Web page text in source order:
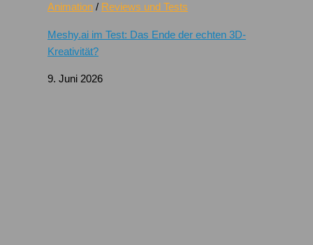
Animation / Reviews und Tests
Meshy.ai im Test: Das Ende der echten 3D-
Kreativität?
9. Juni 2026